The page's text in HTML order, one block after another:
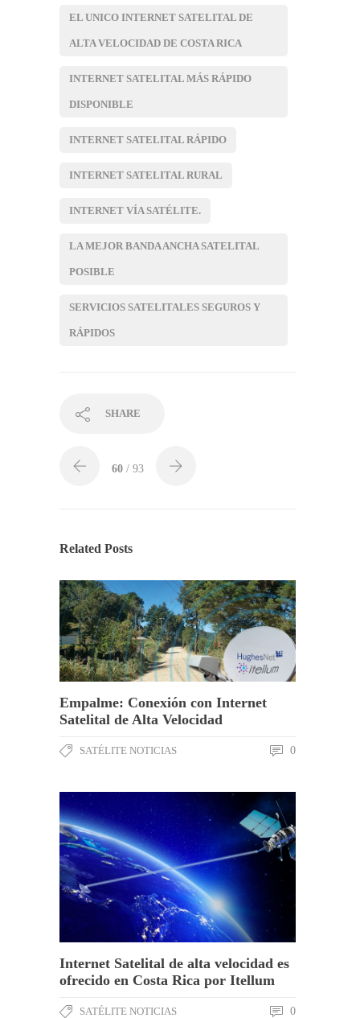
EL UNICO INTERNET SATELITAL DE
ALTA VELOCIDAD DE COSTA RICA
INTERNET SATELITAL MÁS RÁPIDO
DISPONIBLE
INTERNET SATELITAL RÁPIDO
INTERNET SATELITAL RURAL
INTERNET VÍA SATÉLITE.
LA MEJOR BANDA ANCHA SATELITAL
POSIBLE
SERVICIOS SATELITALES SEGUROS Y
RÁPIDOS
SHARE
60 / 93
Related Posts
Empalme: Conexión con Internet
Satelital de Alta Velocidad
SATÉLITE NOTICIAS 0
Internet Satelital de alta velocidad es
ofrecido en Costa Rica por Itellum
SATÉLITE NOTICIAS 0